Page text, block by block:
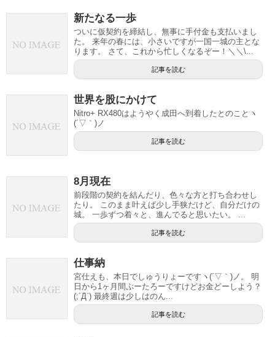
新たなる一歩
ついに仮契約を締結し、無事に手付金も支払いまし
た。 来年の春には、小さいですが一国一城の主とな
ります。 さて、これから忙しくなるぞー！＼＼\...
記事を読む
世界を股にかけて
Nitro+ RX480はようやく成田へ到着したとのことヽ
(´▽｀)ノ
記事を読む
8月現在
前段階の契約を結んだり、色々な方と打ち合わせし
たり。 このまま叶えば少し手狭だけど、自分だけの
城。 一歩ずつ着々と、進んでると思いたい。 ...
記事を読む
仕事納
宮仕えも、本日でしゅうりょーですヽ(´▽｀)ノ。 明
日から1ヶ月間ぷーたろーですけどお金どーしよう？
(;´Д`) 最終週は少しはのん...
記事を読む